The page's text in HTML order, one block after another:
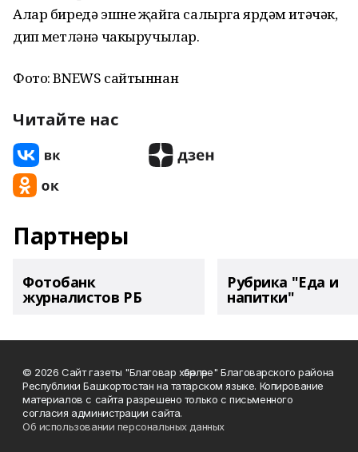
Алар биредә эшне җайга салырга ярдәм итәчәк,
дип өметләнә чакыручылар.
Фото: BNEWS сайтыннан
Читайте нас
Партнеры
Фотобанк
журналистов РБ
Рубрика "Еда и
напитки"
© 2026 Сайт газеты "Благовар хәбәрләре" Благоварского района
Республики Башкортостан на татарском языке. Копирование
материалов с сайта разрешено только с письменного
согласия администрации сайта.
Об использовании персональных данных